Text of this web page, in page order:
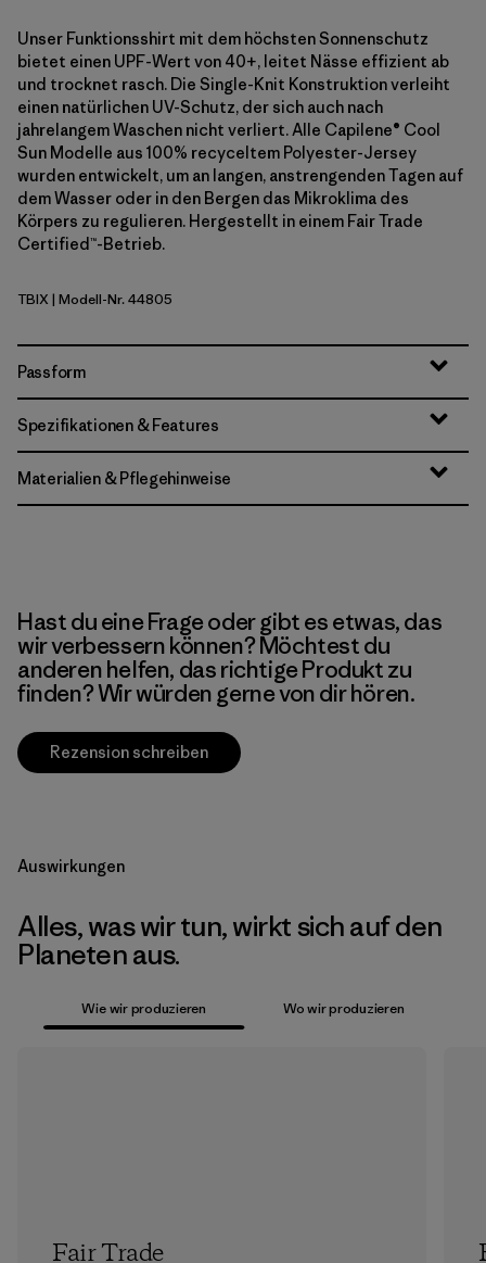
Unser Funktionsshirt mit dem höchsten Sonnenschutz
bietet einen UPF-Wert von 40+, leitet Nässe effizient ab
und trocknet rasch. Die Single-Knit Konstruktion verleiht
einen natürlichen UV-Schutz, der sich auch nach
jahrelangem Waschen nicht verliert. Alle Capilene® Cool
Sun Modelle aus 100% recyceltem Polyester-Jersey
wurden entwickelt, um an langen, anstrengenden Tagen auf
dem Wasser oder in den Bergen das Mikroklima des
Körpers zu regulieren. Hergestellt in einem Fair Trade
Certified™-Betrieb.
Thermal Blue - Thin Ice X-Dye
TBIX | Modell-Nr. 44805
Passform
Spezifikationen & Features
Materialien & Pflegehinweise
Hast du eine Frage oder gibt es etwas, das
wir verbessern können? Möchtest du
anderen helfen, das richtige Produkt zu
finden? Wir würden gerne von dir hören.
Rezension schreiben
Auswirkungen
Alles, was wir tun, wirkt sich auf den
Planeten aus.
Wie wir produzieren Wo wir produzieren
Fair Trade